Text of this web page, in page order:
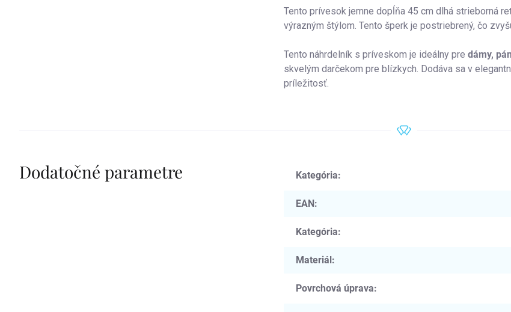
Tento prívesok jemne dopĺňa 45 cm dlhá strieborná
výrazným štýlom. Tento šperk je postriebrený, čo
Tento náhrdelník s príveskom je ideálny pre dámy,
skvelým darčekom pre blízkych. Dodáva sa v
príležitosť.
Dodatočné parametre Kategória:
EAN:
Kategória:
Materiál:
Povrchová úprava: